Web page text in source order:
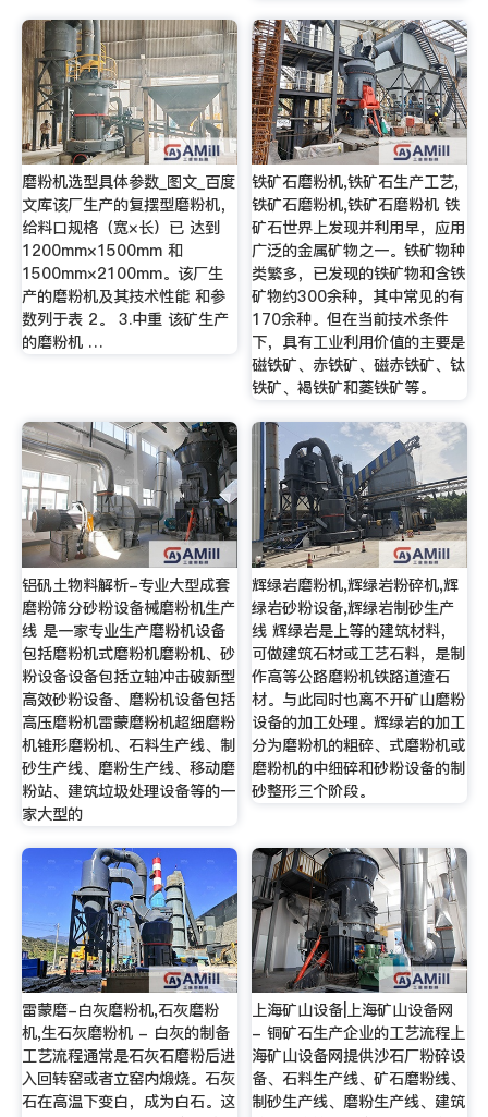
磨粉机选型具体参数_图文_百度
文库该厂生产的复摆型磨粉机，
给料口规格（宽×长）已 达到
1200mm×1500mm 和
1500mm×2100mm。该厂生
产的磨粉机及其技术性能 和参
数列于表 2。 3.中重 该矿生产
的磨粉机 …
铁矿石磨粉机,铁矿石生产工艺,
铁矿石磨粉机,铁矿石磨粉机 铁
矿石世界上发现并利用早，应用
广泛的金属矿物之一。铁矿物种
类繁多，已发现的铁矿物和含铁
矿物约300余种，其中常见的有
170余种。但在当前技术条件
下，具有工业利用价值的主要是
磁铁矿、赤铁矿、磁赤铁矿、钛
铁矿、褐铁矿和菱铁矿等。
铝矾土物料解析-专业大型成套
磨粉筛分砂粉设备械磨粉机生产
线 是一家专业生产磨粉机设备
包括磨粉机式磨粉机磨粉机、砂
粉设备设备包括立轴冲击破新型
高效砂粉设备、磨粉机设备包括
高压磨粉机雷蒙磨粉机超细磨粉
机锥形磨粉机、石料生产线、制
砂生产线、磨粉生产线、移动磨
粉站、建筑垃圾处理设备等的一
家大型的
辉绿岩磨粉机,辉绿岩粉碎机,辉
绿岩砂粉设备,辉绿岩制砂生产
线 辉绿岩是上等的建筑材料，
可做建筑石材或工艺石料，是制
作高等公路磨粉机铁路道渣石
材。与此同时也离不开矿山磨粉
设备的加工处理。辉绿岩的加工
分为磨粉机的粗碎、式磨粉机或
磨粉机的中细碎和砂粉设备的制
砂整形三个阶段。
雷蒙磨-白灰磨粉机,石灰磨粉
机,生石灰磨粉机 - 白灰的制备
工艺流程通常是石灰石磨粉后进
入回转窑或者立窑内煅烧。石灰
石在高温下变白，成为白石。这
上海矿山设备|上海矿山设备网
- 铜矿石生产企业的工艺流程上
海矿山设备网提供沙石厂粉碎设
备、石料生产线、矿石磨粉线、
制砂生产线、磨粉生产线、建筑